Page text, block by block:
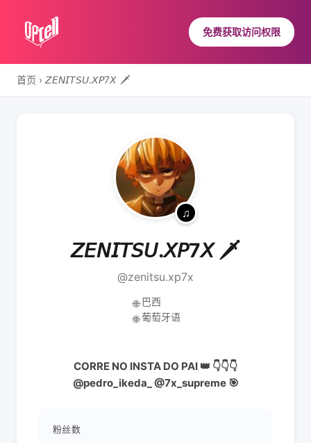
免费获取访问权限
首页 › 𝘡𝘌𝘕𝘐𝘛𝘚𝘜.𝘟𝘗7𝘟 🗡️
𝘡𝘌𝘕𝘐𝘛𝘚𝘜.𝘟𝘗7𝘟 🗡️
@zenitsu.xp7x
🌐 巴西
🌐 葡萄牙语
CORRE NO INSTA DO PAI 👑 👇👇👇
@pedro_ikeda_ @7x_supreme 🎯
粉丝数